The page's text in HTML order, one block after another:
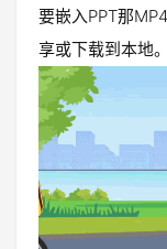
要嵌入PPT那
享或下载到本地。